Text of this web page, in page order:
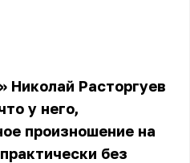
Николай Расторгуев
у него,
произношение на
без